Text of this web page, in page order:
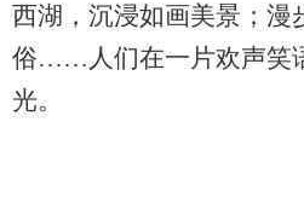
西湖，沉浸如画美景；漫
俗……人们在一片欢声笑
光。